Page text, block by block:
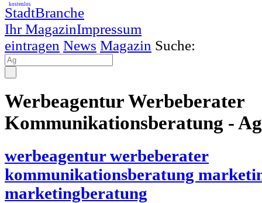
StadtBranche
Ihr MagazinImpressum
kostenlos
eintragen News Magazin Suche:
Werbeagentur Werbeberater
Kommunikationsberatung - Ag
werbeagentur werbeberater
kommunikationsberatung
marketingberatung